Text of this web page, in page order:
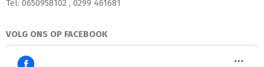
Tel: 0650958102 , 0299 461681
VOLG ONS OP FACEBOOK